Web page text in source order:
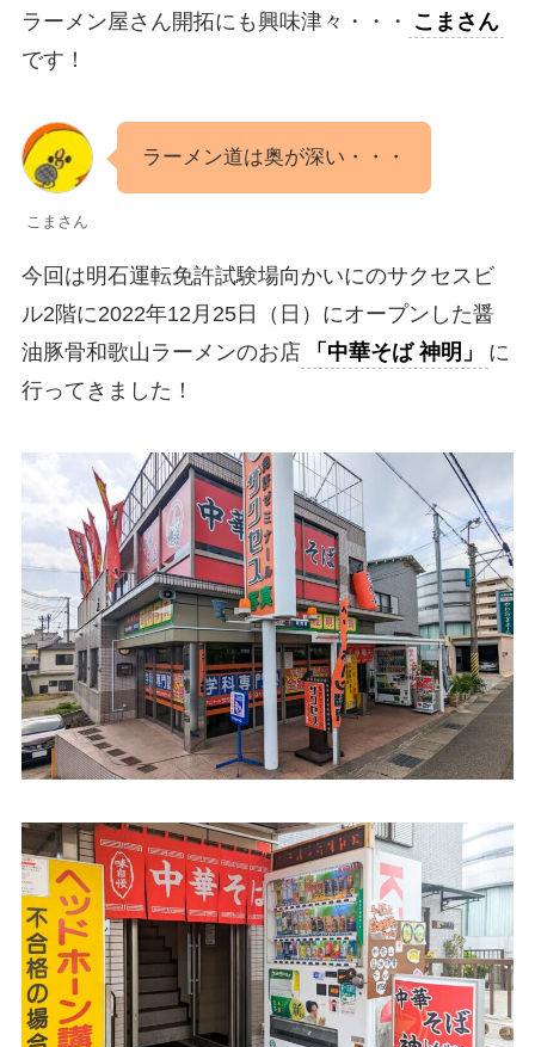
ラーメン屋さん開拓にも興味津々・・・
こまさん
です！
こまさん
ラーメン道は奥が深い・・・
今回は明石運転免許試験場向かいにのサクセスビ
ル2階に2022年12月25日（日）にオープンした醤
油豚骨和歌山ラーメンのお店
「中華そば 神明」
に
行ってきました！